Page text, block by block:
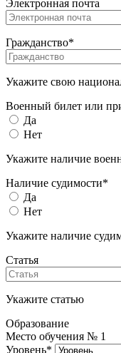
Электронная почта
Гражданство*
Укажите свою
Военный билет или
Да
Нет
Укажите наличие
Наличие судимости*
Да
Нет
Укажите наличие
Статья
Укажите статью
Образование
Место обучения № 1
Уровень*